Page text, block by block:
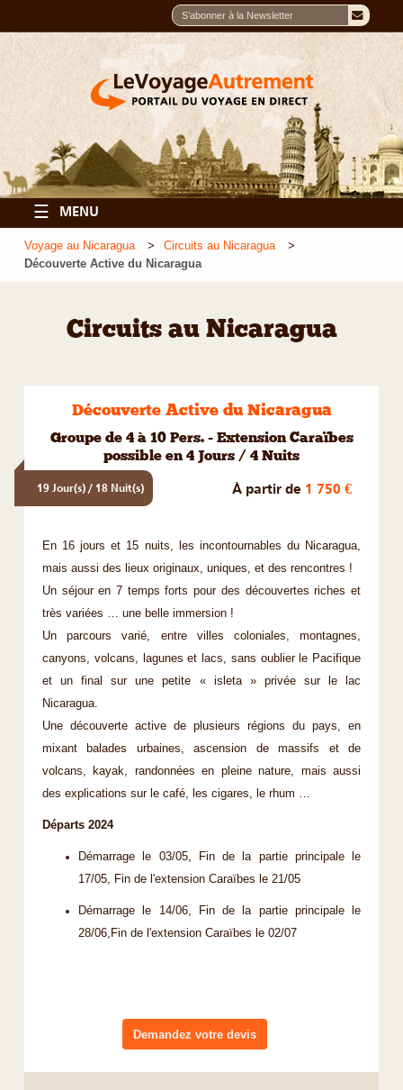
☰ MENU
Voyage au Nicaragua
Circuits au Nicaragua
Découverte Active du Nicaragua
Circuits au Nicaragua
Découverte Active du Nicaragua
Groupe de 4 à 10 Pers. - Extension Caraïbes
possible en 4 Jours / 4 Nuits
19 Jour(s) / 18 Nuit(s) À partir de 1 750 €
En 16 jours et 15 nuits, les incontournables du Nicaragua,
mais aussi des lieux originaux, uniques, et des rencontres !
Un séjour en 7 temps forts pour des découvertes riches et
très variées … une belle immersion !
Un parcours varié, entre villes coloniales, montagnes,
canyons, volcans, lagunes et lacs, sans oublier le Pacifique
et un final sur une petite « isleta » privée sur le lac
Nicaragua.
Une découverte active de plusieurs régions du pays, en
mixant balades urbaines, ascension de massifs et de
volcans, kayak, randonnées en pleine nature, mais aussi
des explications sur le café, les cigares, le rhum …
Départs 2024
Démarrage le 03/05, Fin de la partie principale le
17/05, Fin de l'extension Caraïbes le 21/05
Démarrage le 14/06, Fin de la partie principale le
28/06,Fin de l'extension Caraïbes le 02/07
Demandez votre devis